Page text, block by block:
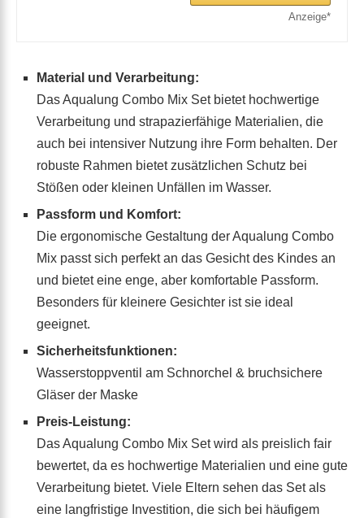
Material und Verarbeitung:
Das Aqualung Combo Mix Set bietet hochwertige
Verarbeitung und strapazierfähige Materialien, die
auch bei intensiver Nutzung ihre Form behalten. Der
robuste Rahmen bietet zusätzlichen Schutz bei
Stößen oder kleinen Unfällen im Wasser.
Passform und Komfort:
Die ergonomische Gestaltung der Aqualung Combo
Mix passt sich perfekt an das Gesicht des Kindes an
und bietet eine enge, aber komfortable Passform.
Besonders für kleinere Gesichter ist sie ideal
geeignet.
Sicherheitsfunktionen:
Wasserstoppventil am Schnorchel & bruchsichere
Gläser der Maske
Preis-Leistung:
Das Aqualung Combo Mix Set wird als preislich fair
bewertet, da es hochwertige Materialien und eine gute
Verarbeitung bietet. Viele Eltern sehen das Set als
eine langfristige Investition, die sich bei häufigem